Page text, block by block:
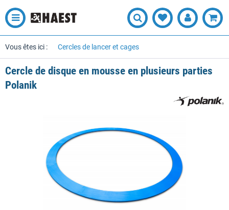
Vous êtes ici : Cercles de lancer et cages
Cercle de disque en mousse en plusieurs parties
Polanik